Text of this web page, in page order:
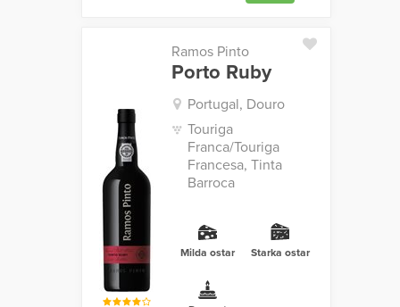
Ramos Pinto
Porto Ruby
Portugal, Douro
Touriga
Franca/Touriga
Francesa, Tinta
Barroca
Milda ostar Starka ostar